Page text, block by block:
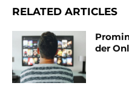
RELATED ARTICLES
der